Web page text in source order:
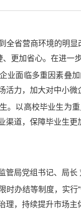
全省营商环境的明
、更加省心。在进
业面临多重因素叠
活力，加大对中小微
。以高校毕业生为
渠道，保障毕业生更
管局党组书记、局长
时办结等制度，实
理，持续提升市场